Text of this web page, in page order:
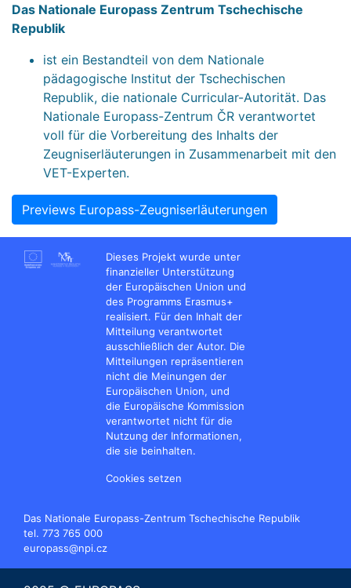
Das Nationale Europass Zentrum Tschechische
Republik
ist ein Bestandteil von dem Nationale
pädagogische Institut der Tschechischen
Republik, die nationale Curricular-Autorität. Das
Nationale Europass-Zentrum ČR verantwortet
voll für die Vorbereitung des Inhalts der
Zeugniserläuterungen in Zusammenarbeit mit den
VET-Experten.
Previews Europass-Zeugniserläuterungen
Dieses Projekt wurde unter
finanzieller Unterstützung
der Europäischen Union und
des Programms Erasmus+
realisiert. Für den Inhalt der
Mitteilung verantwortet
ausschließlich der Autor. Die
Mitteilungen repräsentieren
nicht die Meinungen der
Europäischen Union, und
die Europäische Kommission
verantwortet nicht für die
Nutzung der Informationen,
die sie beinhalten.
Cookies setzen
Das Nationale Europass-Zentrum Tschechische Republik
tel. 773 765 000
europass@npi.cz